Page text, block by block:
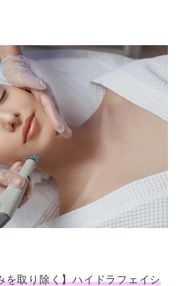
を取り除く】ハイドラフェイシ